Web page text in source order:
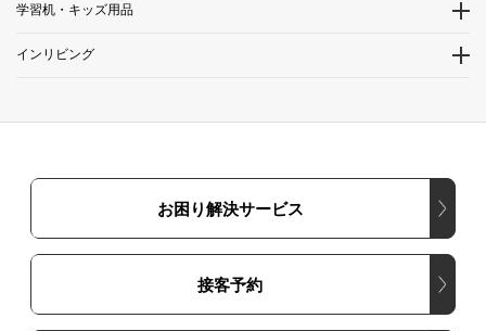
学習机・キッズ用品
インリビング
お困り解決サービス
接客予約